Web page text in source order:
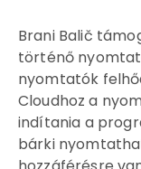
Brani Balič
történő
nyomtatók
Cloudhoz a
indítania a
bárki